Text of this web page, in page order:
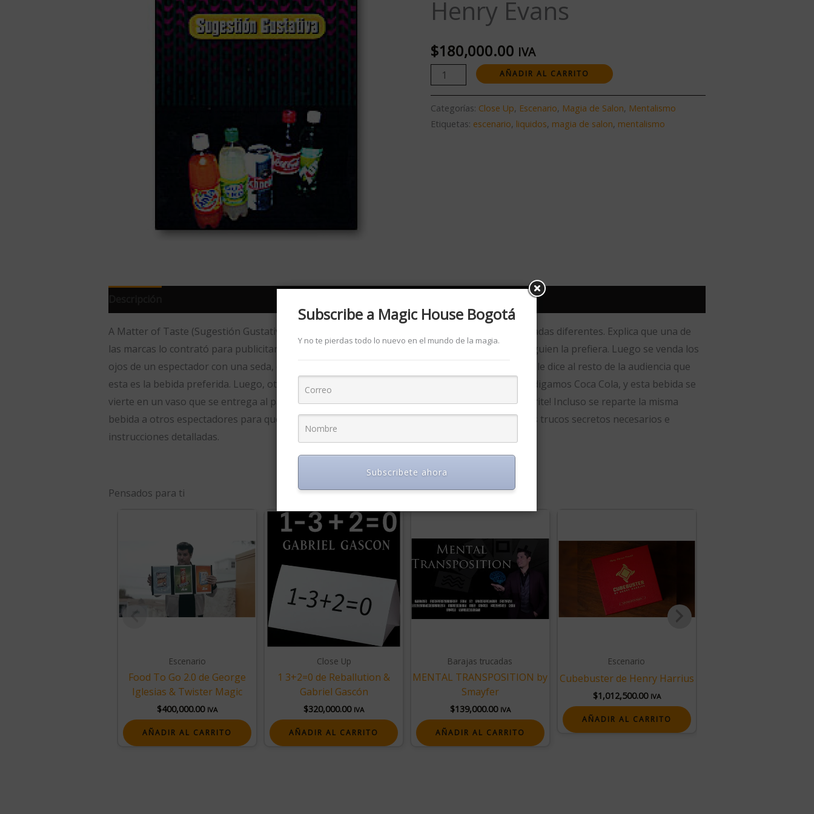
Henry Evans
$180,000.00 IVA
Taste
Henry
Evans
cantidad
AÑADIR AL CARRITO
Categorías: Close Up, Escenario, Magia de Salon, Mentalismo
Etiquetas: escenario, liquidos, magia de salon, mentalismo
A Matter of Taste (Sugestión Gustativa) de Henry Evans El artista muestra 5 bebidas embotelladas diferentes. Explica que una de
las marcas lo contrató para publicitar su bebida porque descubrió un método que hace que alguien la prefiera. Luego se venda los
ojos de un espectador con una seda, el mago levanta una de las botellas, Sprite por ejemplo, y le dice al resto de la audiencia que
esta es la bebida preferida. Luego, otro espectador elige en silencio una de las otras bebidas, digamos Coca Cola, y esta bebida se
vierte en un vaso que se entrega al participante con los ojos vendados.¡Jurarán que sabe a Sprite! Incluso se reparte la misma
bebida a otros espectadores para que la prueben y definitivamente es Coca-Cola. Viene con los trucos secretos necesarios e
instrucciones detalladas.
Pensados para ti
Escenario
Food To Go 2.0 de George
Iglesias & Twister Magic
$400,000.00 IVA
AÑADIR AL CARRITO
Close Up
1 3+2=0 de Reballution &
Gabriel Gascón
$320,000.00 IVA
AÑADIR AL CARRITO
Barajas trucadas
MENTAL TRANSPOSITION by
Smayfer
$139,000.00 IVA
AÑADIR AL CARRITO
Escenario
Cubebuster de Henry Harrius
$1,012,500.00 IVA
AÑADIR AL CARRITO
Subscribe a Magic House Bogotá
Y no te pierdas todo lo nuevo en el mundo de la magia.
Subscribete ahora